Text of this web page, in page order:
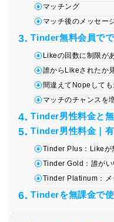
マッチング
マッチ後のメッセー
Tinder無料会員で
Likeの回数に制限が
誰からLikeされたか
間違えてNopeして
マッチのチャンスを
Tinder男性料金と
Tinder男性料金｜
Tinder Plus：Likeが
Tinder Gold：誰が
Tinder Platinum：メ
Tinderを無課金で